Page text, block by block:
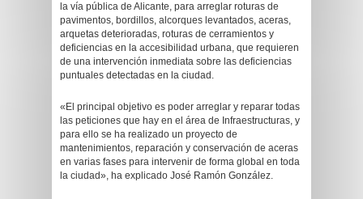
la vía pública de Alicante, para arreglar roturas de
pavimentos, bordillos, alcorques levantados, aceras,
arquetas deterioradas, roturas de cerramientos y
deficiencias en la accesibilidad urbana, que requieren
de una intervención inmediata sobre las deficiencias
puntuales detectadas en la ciudad.
«El principal objetivo es poder arreglar y reparar todas
las peticiones que hay en el área de Infraestructuras, y
para ello se ha realizado un proyecto de
mantenimientos, reparación y conservación de aceras
en varias fases para intervenir de forma global en toda
la ciudad», ha explicado José Ramón González.